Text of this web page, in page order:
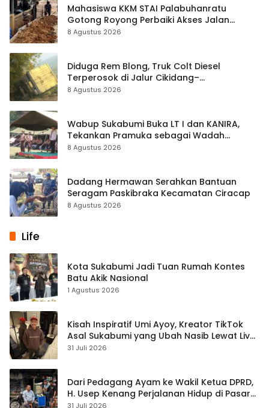
Mahasiswa KKM STAI Palabuhanratu
Gotong Royong Perbaiki Akses Jalan
Majelis Ta’lim di Sagaranten
8 Agustus 2026
Diduga Rem Blong, Truk Colt Diesel
Terperosok di Jalur Cikidang–
Palabuhanratu
8 Agustus 2026
Wabup Sukabumi Buka LT I dan KANIRA,
Tekankan Pramuka sebagai Wadah
Pembentukan Karakter
8 Agustus 2026
Dadang Hermawan Serahkan Bantuan
Seragam Paskibraka Kecamatan Ciracap
8 Agustus 2026
Life
Kota Sukabumi Jadi Tuan Rumah Kontes
Batu Akik Nasional
1 Agustus 2026
Kisah Inspiratif Umi Ayoy, Kreator TikTok
Asal Sukabumi yang Ubah Nasib Lewat Live
Streaming
31 Juli 2026
Dari Pedagang Ayam ke Wakil Ketua DPRD,
H. Usep Kenang Perjalanan Hidup di Pasar
Cisaat
31 Juli 2026